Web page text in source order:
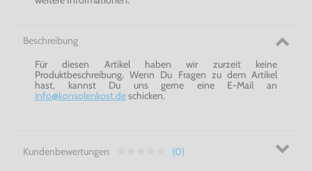
Beschreibung
Für diesen Artikel haben wir zurzeit keine
Produktbeschreibung. Wenn Du Fragen zu dem Artikel
hast, kannst Du uns gerne eine E-Mail an
info@konsolenkost.deschicken.
Kundenbewertungen (0)